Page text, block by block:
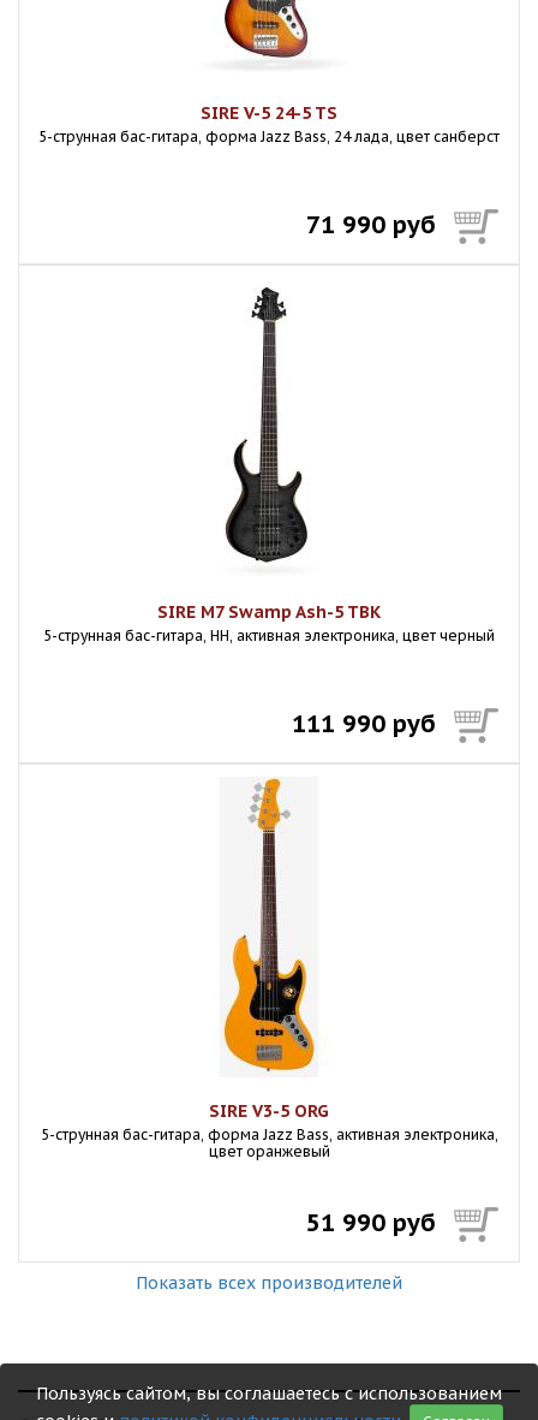
SIRE V-5 24-5 TS
5-струнная бас-гитара, форма Jazz Bass, 24 лада, цвет санберст
71 990 руб
SIRE M7 Swamp Ash-5 TBK
5-струнная бас-гитара, HH, активная электроника, цвет черный
111 990 руб
SIRE V3-5 ORG
5-струнная бас-гитара, форма Jazz Bass, активная электроника,
цвет оранжевый
51 990 руб
Показать всех производителей
Пользуясь сайтом, вы соглашаетесь с использованием